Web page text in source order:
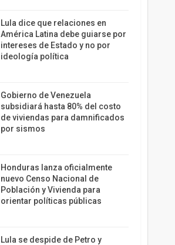
Lula dice que relaciones en
América Latina debe guiarse por
intereses de Estado y no por
ideología política
Gobierno de Venezuela
subsidiará hasta 80% del costo
de viviendas para damnificados
por sismos
Honduras lanza oficialmente
nuevo Censo Nacional de
Población y Vivienda para
orientar políticas públicas
Lula se despide de Petro y